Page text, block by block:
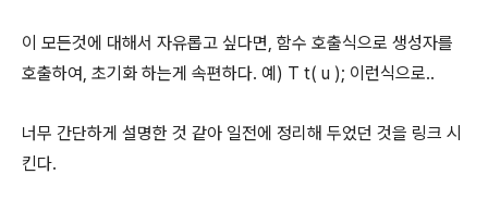
이 모든것에 대해서 자유롭고 싶다면, 함수 호출식으로 생성자를
호출하여, 초기화 하는게 속편하다. 예) T t( u ); 이런식으로..
너무 간단하게 설명한 것 같아 일전에 정리해 두었던 것을 링크 시
킨다.